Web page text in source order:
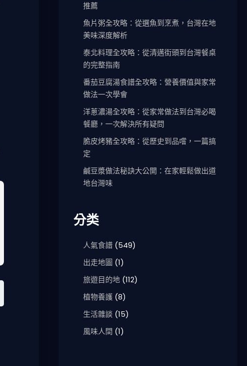
推薦
魚片粥全攻略：從選魚到烹煮，台灣在地
美味深度解析
泰北料理全攻略：從清邁街頭到台灣餐桌
的完整指南
番茄豆腐湯食譜全攻略：營養價值與家常
做法一次學會
洋蔥濃湯全攻略：從家常做法到台灣必喝
餐廳，一次解決所有疑問
脆皮烤豬全攻略：從歷史到品嚐，一篇搞
定
鹹豆漿做法秘訣大公開：在家輕鬆做出道
地台灣味
分类
人氣食譜(549)
出走地圖 (1)
旅遊目的地(112)
植物養護(8)
生活雜談 (15)
風味人間 (1)